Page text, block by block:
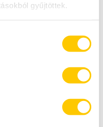
gyűjtöttek.